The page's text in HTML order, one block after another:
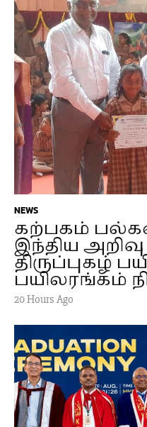
NEWS
கற்பகம்
இந்திய
திருப்புகழ்
பயிலரங்கம்
20 Hours Ago